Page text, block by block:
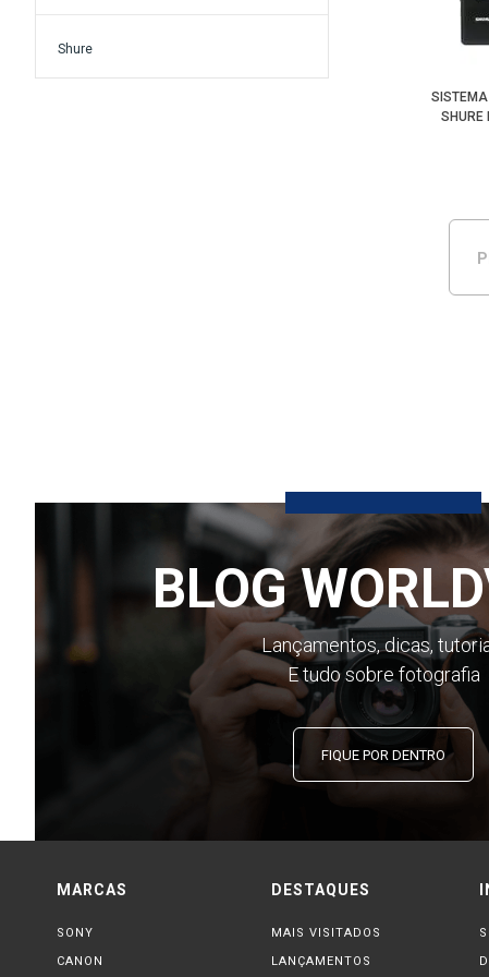
Shure
SHURE
BLOG
Lançamentos, dicas,
E tudo sobre fotografia
FIQUE POR DENTRO
MARCAS
SONY
CANON
DESTAQUES
MAIS VISITADOS
LANÇAMENTOS